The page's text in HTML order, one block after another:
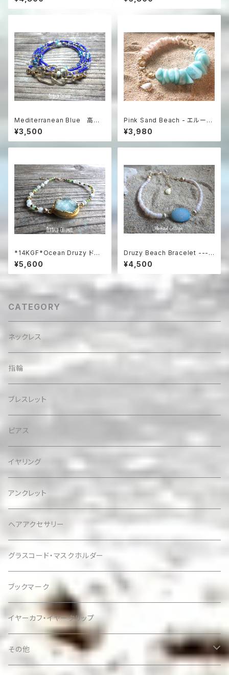
ーブルーカルセドニーのボヘミ
アンピアス
テートメントネックレス
Mediterranean Blue 高級
チェコガラス煌めく5way ロング
ネックレス＆グラスコード/眼鏡・
マスクホルダー
¥3,500
Pink Sand Beach - エルーセ
ラ島の贈り物 アマゾナイト＆シ
ェルブレスレット
¥3,980
*14KGF*Ocean Druzy ドゥ
ルージーのアクアマリン&プレナ
イトビーチブレスレット /
¥5,600
Druzy Beach Bracelet ---b
lue druzy & shell
¥4,500
CATEGORY
ネックレス
指輪
ブレスレット
ピアス
イヤリング
アンクレット
ヘアアクセサリー
グラスコード・マスクホルダー
ブックマーク
イヤーカフ・イヤークリップ
その他